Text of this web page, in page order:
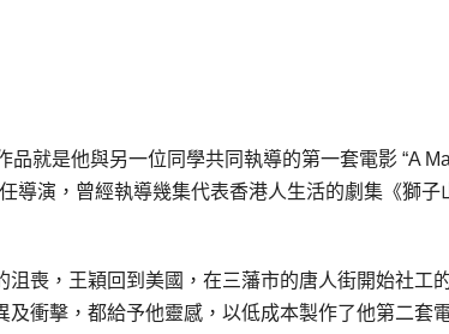
就是他與另一位同學共同執導的第一套電影 “A
導演，曾經執導幾集代表香港人生活的劇集《獅子
喪，王穎回到美國，在三藩市的唐人街開始社工
衝擊，都給予他靈感，以低成本製作了他第二套